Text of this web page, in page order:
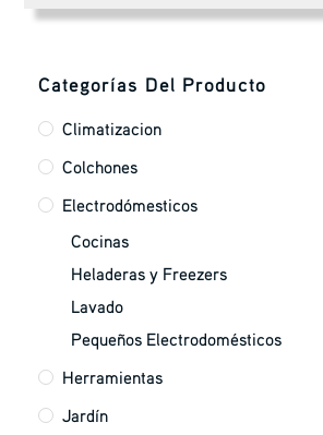
Categorías Del Producto
Climatizacion
Colchones
Electrodómesticos
Cocinas
Heladeras y Freezers
Lavado
Pequeños Electrodomésticos
Herramientas
Jardín